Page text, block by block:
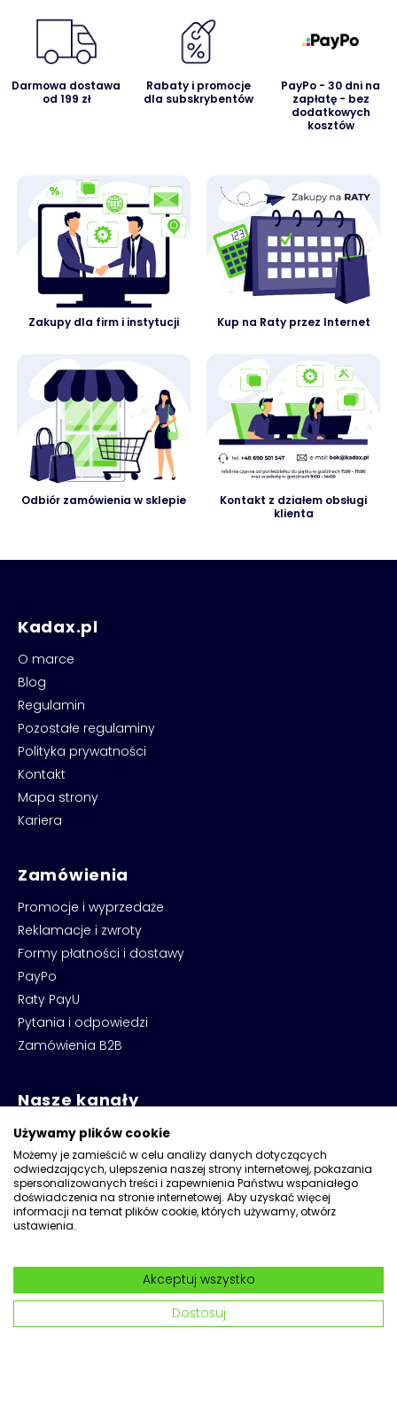
Darmowa dostawa
od 199 zł
Rabaty i promocje
dla subskrybentów
PayPo - 30 dni na
zapłatę - bez
dodatkowych
kosztów
Zakupy dla firm i instytucji Kup na Raty przez Internet
Odbiór zamówienia w sklepie
Kontakt z działem obsługi
klienta
Kadax.pl
O marce
Blog
Regulamin
Pozostałe regulaminy
Polityka prywatności
Kontakt
Mapa strony
Kariera
Zamówienia
Promocje i wyprzedaże
Reklamacje i zwroty
Formy płatności i dostawy
PayPo
Raty PayU
Pytania i odpowiedzi
Zamówienia B2B
Nasze kanały
Sprawdź nasze profile - zainspiruj się, przywitaj i
zostaw like lub subskrypcję
Copyright © 2026
Używamy plików cookie
Możemy je zamieścić w celu analizy danych dotyczących
odwiedzających, ulepszenia naszej strony internetowej, pokazania
spersonalizowanych treści i zapewnienia Państwu wspaniałego
doświadczenia na stronie internetowej. Aby uzyskać więcej
informacji na temat plików cookie, których używamy, otwórz
ustawienia.
Akceptuj wszystko
Dostosuj